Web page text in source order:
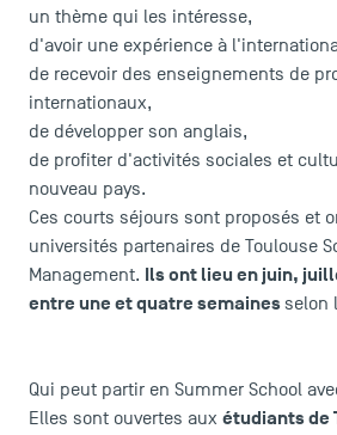
un thème qui les intéresse,
d'avoir une expérience à
de recevoir des enseignements de
internationaux,
de développer son anglais,
de profiter d'activités sociales et
nouveau pays.
Ces courts séjours sont proposés et
universités partenaires de Toulouse
Management. Ils ont lieu en juin,
entre une et quatre semainesselon
Qui peut partir en Summer School
Elles sont ouvertes aux étudiants de